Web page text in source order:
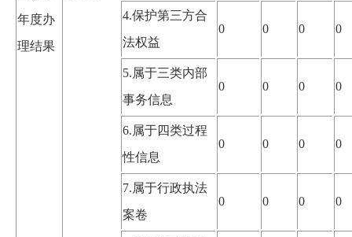
年度办
理结果
4.保护第三方合
法权益
0 0 0 0
5.属于三类内部
事务信息
0 0 0 0
6.属于四类过程
性信息
0 0 0 0
7.属于行政执法
案卷
0 0 0 0